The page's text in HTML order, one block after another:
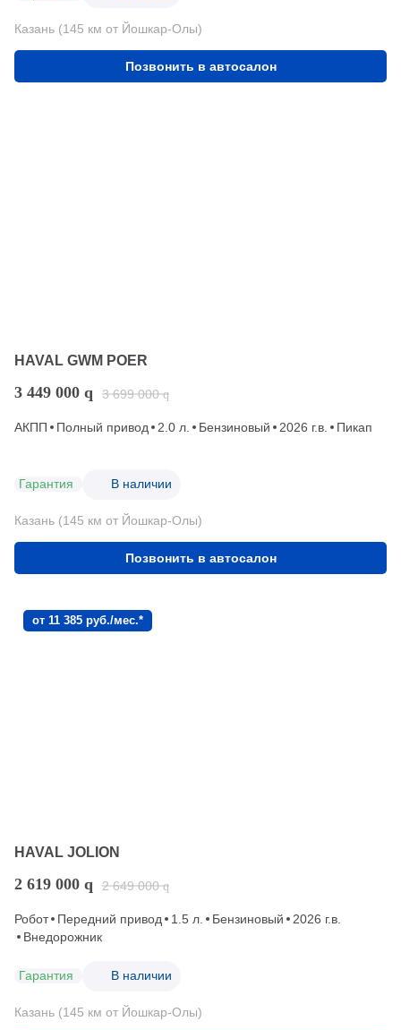
Казань (145 км от Йошкар-Олы)
Позвонить в автосалон
HAVAL GWM POER
3 449 000 q 3 699 000 q
АКПП Полный привод 2.0 л. Бензиновый 2026 г.в. Пикап
Гарантия В наличии
Казань (145 км от Йошкар-Олы)
Позвонить в автосалон
от 11 385 руб./мес.*
HAVAL JOLION
2 619 000 q 2 649 000 q
Робот Передний привод 1.5 л. Бензиновый
2026 г.в.
Внедорожник
Гарантия В наличии
Казань (145 км от Йошкар-Олы)